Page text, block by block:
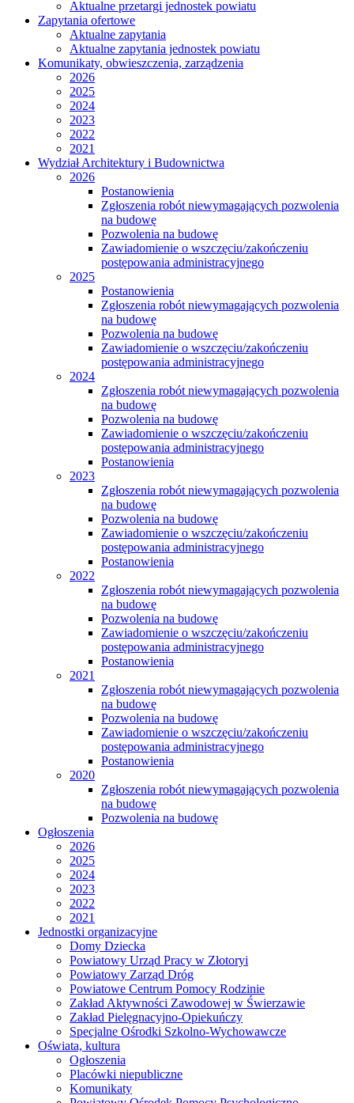
Aktualne przetargi jednostek powiatu
Zapytania ofertowe
Aktualne zapytania
Aktualne zapytania jednostek powiatu
Komunikaty, obwieszczenia, zarządzenia
2026
2025
2024
2023
2022
2021
Wydział Architektury i Budownictwa
2026
Postanowienia
Zgłoszenia robót niewymagających pozwolenia
na budowę
Pozwolenia na budowę
Zawiadomienie o wszczęciu/zakończeniu
postępowania administracyjnego
2025
Postanowienia
Zgłoszenia robót niewymagających pozwolenia
na budowę
Pozwolenia na budowę
Zawiadomienie o wszczęciu/zakończeniu
postępowania administracyjnego
2024
Zgłoszenia robót niewymagających pozwolenia
na budowę
Pozwolenia na budowę
Zawiadomienie o wszczęciu/zakończeniu
postępowania administracyjnego
Postanowienia
2023
Zgłoszenia robót niewymagających pozwolenia
na budowę
Pozwolenia na budowę
Zawiadomienie o wszczęciu/zakończeniu
postępowania administracyjnego
Postanowienia
2022
Zgłoszenia robót niewymagających pozwolenia
na budowę
Pozwolenia na budowę
Zawiadomienie o wszczęciu/zakończeniu
postępowania administracyjnego
Postanowienia
2021
Zgłoszenia robót niewymagających pozwolenia
na budowę
Pozwolenia na budowę
Zawiadomienie o wszczęciu/zakończeniu
postępowania administracyjnego
Postanowienia
2020
Zgłoszenia robót niewymagających pozwolenia
na budowę
Pozwolenia na budowę
Ogłoszenia
2026
2025
2024
2023
2022
2021
Jednostki organizacyjne
Domy Dziecka
Powiatowy Urząd Pracy w Złotoryi
Powiatowy Zarząd Dróg
Powiatowe Centrum Pomocy Rodzinie
Zakład Aktywności Zawodowej w Świerzawie
Zakład Pielęgnacyjno-Opiekuńczy
Specjalne Ośrodki Szkolno-Wychowawcze
Oświata, kultura
Ogłoszenia
Placówki niepubliczne
Komunikaty